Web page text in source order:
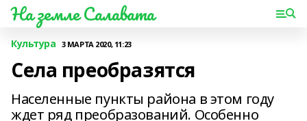
На земле Салавата
Культура 3 МАРТА 2020, 11:23
Села преобразятся
Населенные пункты района в этом году
ждет ряд преобразований. Особенно